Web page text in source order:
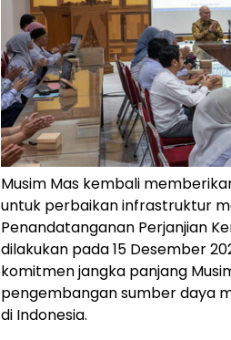
Musim Mas kembali
untuk perbaikan infrastruktur
Penandatanganan Perjanjian
dilakukan pada 15 Desember
komitmen jangka panjang
pengembangan sumber daya
di Indonesia.